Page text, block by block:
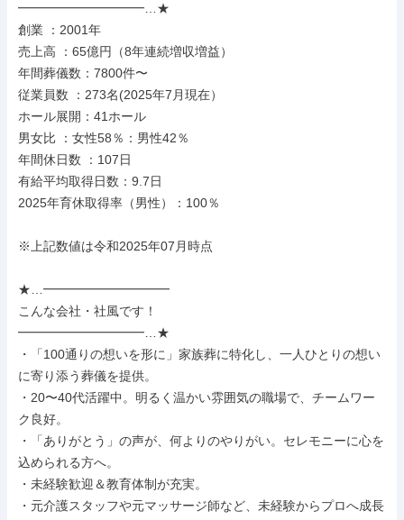
━━━━━━━━━━…★
創業 ：2001年
売上高 ：65億円（8年連続増収増益）
年間葬儀数：7800件〜
従業員数 ：273名(2025年7月現在）
ホール展開：41ホール
男女比 ：女性58％：男性42％
年間休日数 ：107日
有給平均取得日数：9.7日
2025年育休取得率（男性）：100％
※上記数値は令和2025年07月時点
★…━━━━━━━━━━
こんな会社・社風です！
━━━━━━━━━━…★
・「100通りの想いを形に」家族葬に特化し、一人ひとりの想い
に寄り添う葬儀を提供。
・20〜40代活躍中。明るく温かい雰囲気の職場で、チームワー
ク良好。
・「ありがとう」の声が、何よりのやりがい。セレモニーに心を
込められる方へ。
・未経験歓迎＆教育体制が充実。
・元介護スタッフや元マッサージ師など、未経験からプロへ成長